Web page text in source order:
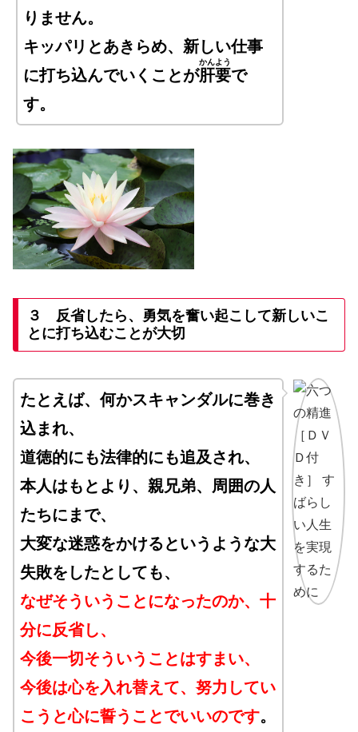
りません。
キッパリとあきらめ、新しい仕事
に打ち込んでいくことが肝要
かんよう
で
す。
３ 反省したら、勇気を奮い起こして新しいこ
とに打ち込むことが大切
たとえば、何かスキャンダルに巻き
込まれ、
道徳的にも法律的にも追及され、
本人はもとより、親兄弟、周囲の人
たちにまで、
大変な迷惑をかけるというような大
失敗をしたとしても、
なぜそういうことになったのか、十
分に反省し、
今後一切そういうことはすまい、
今後は心を入れ替えて、努力してい
こうと心に誓うことでいいのです。